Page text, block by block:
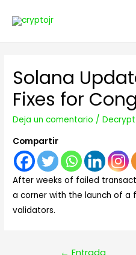
Solana
Fixes for
Deja un comentario /Decrypt
Compartir
After weeks of failed
a corner with the launch of
validators.